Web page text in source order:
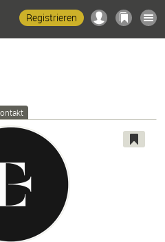
Registrieren